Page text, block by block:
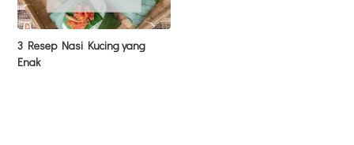
3 Resep Nasi Kucing yang
Enak